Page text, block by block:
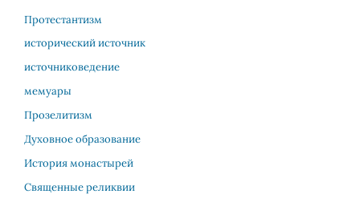
Протестантизм
исторический источник
источниковедение
мемуары
Прозелитизм
Духовное образование
История монастырей
Священные реликвии